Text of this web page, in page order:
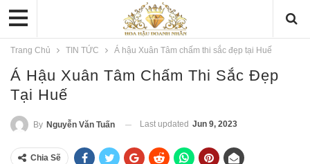
Trang Chủ TIN TỨC Á hậu Xuân Tâm chấm thi sắc đẹp tại Huế
Á Hậu Xuân Tâm Chấm Thi Sắc Đẹp
Tại Huế
By Nguyễn Văn Tuấn Last updated Jun 9, 2023
Chia Sẽ